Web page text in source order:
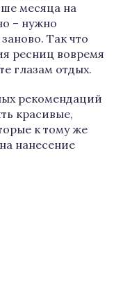
месяца на
– нужно
Так что
ресниц вовремя
глазам отдых.
рекомендаций
красивые,
к тому же
нанесение